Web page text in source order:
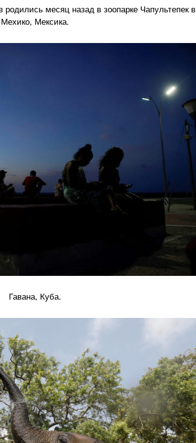
родились месяц назад в зоопарке Чапультепек в
Мехико, Мексика.
Гавана, Куба.